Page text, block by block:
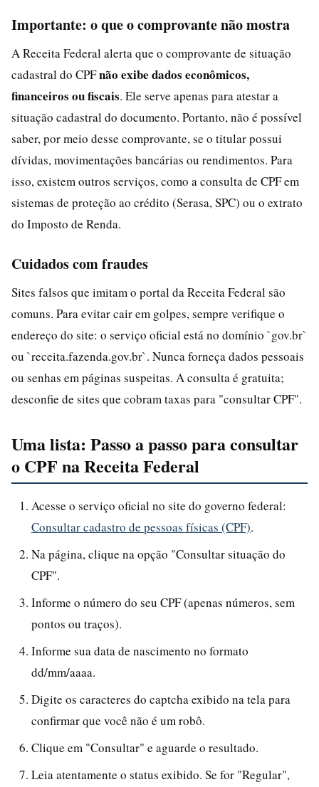
Importante: o que o comprovante não mostra
A Receita Federal alerta que o comprovante de situação
cadastral do CPFnão exibe dados econômicos,
financeiros ou fiscais. Ele serve apenas para atestar a
situação cadastral do documento. Portanto, não é possível
saber, por meio desse comprovante, se o titular possui
dívidas, movimentações bancárias ou rendimentos. Para
isso, existem outros serviços, como a consulta de CPF em
sistemas de proteção ao crédito (Serasa, SPC) ou o extrato
do Imposto de Renda.
Cuidados com fraudes
Sites falsos que imitam o portal da Receita Federal são
comuns. Para evitar cair em golpes, sempre verifique o
endereço do site: o serviço oficial está no domínio `gov.br`
ou `receita.fazenda.gov.br`. Nunca forneça dados pessoais
ou senhas em páginas suspeitas. A consulta é gratuita;
desconfie de sites que cobram taxas para "consultar CPF".
Uma lista: Passo a passo para consultar
o CPF na Receita Federal
Acesse o serviço oficial no site do governo federal:
Consultar cadastro de pessoas físicas (CPF).
Na página, clique na opção "Consultar situação do
CPF".
Informe o número do seu CPF (apenas números, sem
pontos ou traços).
Informe sua data de nascimento no formato
dd/mm/aaaa.
Digite os caracteres do captcha exibido na tela para
confirmar que você não é um robô.
Clique em "Consultar" e aguarde o resultado.
Leia atentamente o status exibido. Se for "Regular",